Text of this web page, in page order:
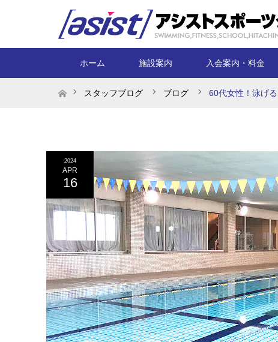
ホーム 施設案内 入会案内・料金
ホームスタッフブログ ブログ 60代女性！泳げ
2024
APR
16